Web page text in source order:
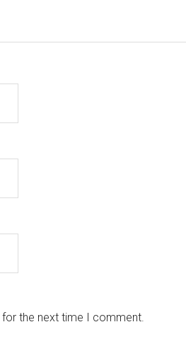
the next time I comment.